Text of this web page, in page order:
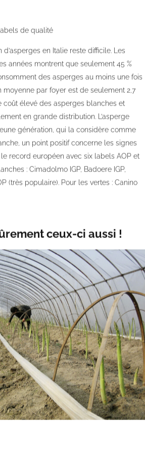
de qualité
en Italie reste difficile. Les
années montrent que seulement 45 %
des asperges au moins une fois
moyenne par foyer est de seulement 2,7
coût élevé des asperges blanches et
en grande distribution. L’asperge
génération, qui la considère comme
un point positif concerne les signes
le record européen avec six labels AOP et
: Cimadolmo IGP, Badoere IGP,
(très populaire). Pour les vertes : Canino
ceux-ci aussi !